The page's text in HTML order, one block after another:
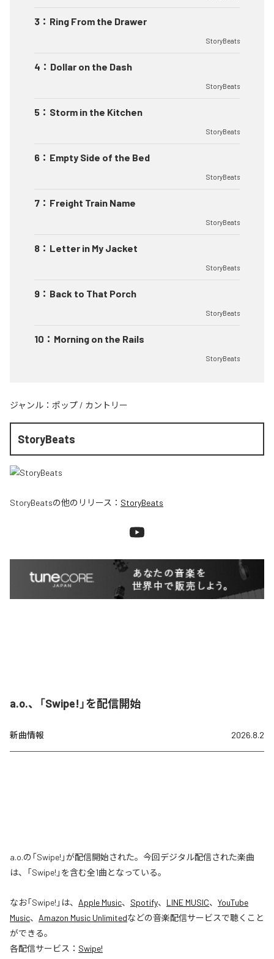
3 ： Ring From the Drawer
StoryBeats
4 ： Dollar on the Dash
StoryBeats
5 ： Storm in the Kitchen
StoryBeats
6 ： Empty Side of the Bed
StoryBeats
7 ： Freight Train Name
StoryBeats
8 ： Letter in My Jacket
StoryBeats
9 ： Back to That Porch
StoryBeats
10 ： Morning on the Rails
StoryBeats
ジャンル： ポップ / カントリー
StoryBeats
StoryBeatsの他のリリース： StoryBeats
a.o.、「Swipe!」を配信開始
新曲情報 2026.8.2
a.o.の「Swipe!」が配信開始された。今回デジタル配信された楽曲
は、「Swipe!」を含む全1曲となっている。
なお「Swipe! 」は、 Apple Music、 Spotify、 LINE MUSIC、 YouTube
Music、 Amazon Music Unlimitedなどの音楽配信サービスで聴くこと
ができる。
各配信サービス： Swipe!